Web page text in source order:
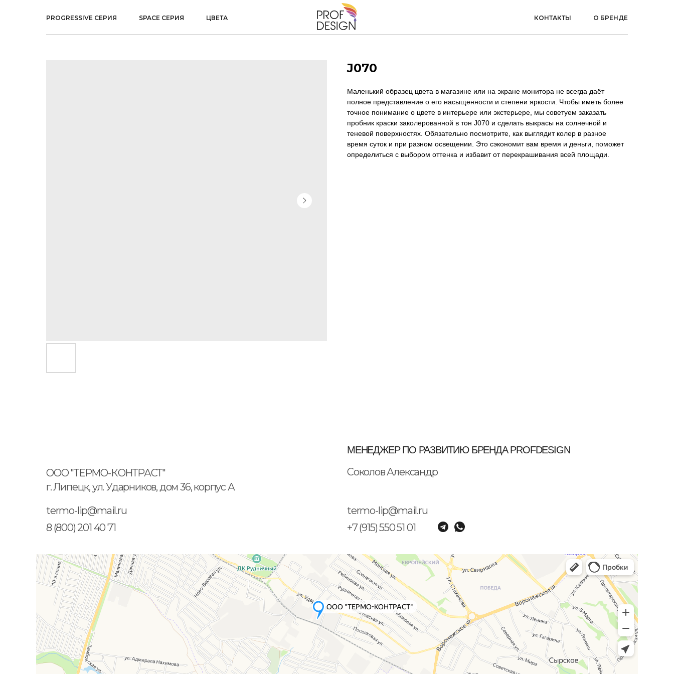
PROGRESSIVE СЕРИЯ SPACE СЕРИЯ ЦВЕТА КОНТАКТЫ О БРЕНДЕ
J070
Маленький образец цвета в магазине или на экране монитора не всегда даёт
полное представление о его насыщенности и степени яркости. Чтобы иметь более
точное понимание о цвете в интерьере или экстерьере, мы советуем заказать
пробник краски заколерованной в тон J070 и сделать выкрасы на солнечной и
теневой поверхностях. Обязательно посмотрите, как выглядит колер в разное
время суток и при разном освещении. Это сэкономит вам время и деньги, поможет
определиться с выбором оттенка и избавит от перекрашивания всей площади.
ООО "ТЕРМО-КОНТРАСТ"
г. Липецк, ул. Ударников, дом 36, корпус А
termo-lip@mail.ru
8 (800) 201 40 71
Соколов Александр
termo-lip@mail.ru
+7 (915) 550 51 01
МЕНЕДЖЕР ПО РАЗВИТИЮ БРЕНДА PROFDESIGN